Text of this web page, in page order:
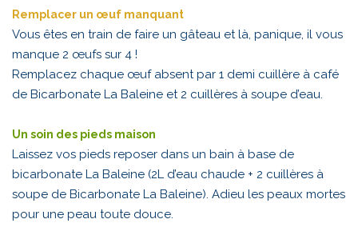
Remplacer un œuf manquant
Vous êtes en train de faire un gâteau et là, panique, il vous
manque 2 œufs sur 4 !
Remplacez chaque œuf absent par 1 demi cuillère à café
de Bicarbonate La Baleine et 2 cuillères à soupe d’eau.
Un soin des pieds maison
Laissez vos pieds reposer dans un bain à base de
bicarbonate La Baleine (2L d’eau chaude + 2 cuillères à
soupe de Bicarbonate La Baleine). Adieu les peaux mortes
pour une peau toute douce.